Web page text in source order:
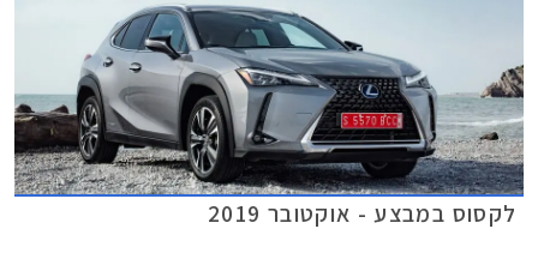
לקסוס במבצע - אוקטובר 2019